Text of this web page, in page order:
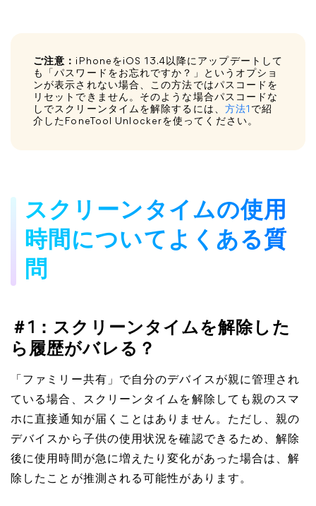
ご注意： iPhoneをiOS 13.4以降にアップデートして
も「パスワードをお忘れですか？」というオプショ
ンが表示されない場合、この方法ではパスコードを
リセットできません。そのような場合パスコードな
しでスクリーンタイムを解除するには、 方法1 で紹
介したFoneTool Unlockerを使ってください。
スクリーンタイムの使用
時間についてよくある質
問
＃1：スクリーンタイムを解除した
ら履歴がバレる？
「ファミリー共有」で自分のデバイスが親に管理され
ている場合、スクリーンタイムを解除しても親のスマ
ホに直接通知が届くことはありません。ただし、親の
デバイスから子供の使用状況を確認できるため、解除
後に使用時間が急に増えたり変化があった場合は、解
除したことが推測される可能性があります。